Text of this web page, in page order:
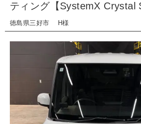
ティング【SystemX Crystal
徳島県三好市 H様